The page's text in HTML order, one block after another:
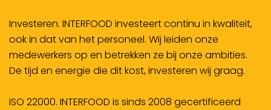
Investeren. INTERFOOD investeert continu in kwaliteit,
ook in dat van het personeel. Wij leiden onze
medewerkers op en betrekken ze bij onze ambities.
De tijd en energie die dit kost, investeren wij graag.
ISO 22000. INTERFOOD is sinds 2008 gecertificeerd